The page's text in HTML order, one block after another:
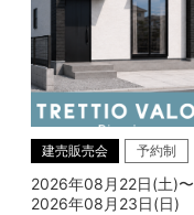
建売販売会 予約制
2026年08月22日(土)〜
2026年08月23日(日)